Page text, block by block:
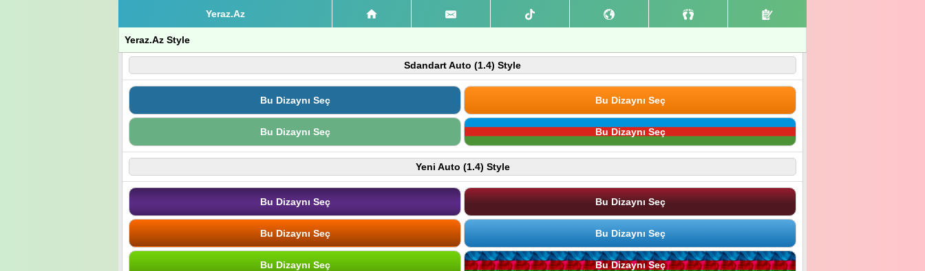
Yeraz.Az
Yeraz.Az Style
Sdandart Auto (1.4) Style
Bu Dizaynı Seç Bu Dizaynı Seç
Bu Dizaynı Seç Bu Dizaynı Seç
Yeni Auto (1.4) Style
Bu Dizaynı Seç Bu Dizaynı Seç
Bu Dizaynı Seç Bu Dizaynı Seç
Bu Dizaynı Seç Bu Dizaynı Seç